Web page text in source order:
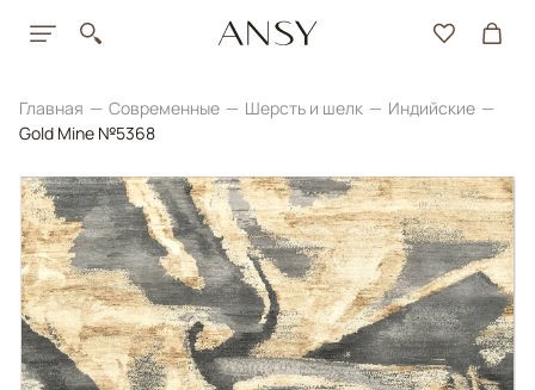
Главная Современные Шерсть и шелк
Индийские
Gold Mine №5368